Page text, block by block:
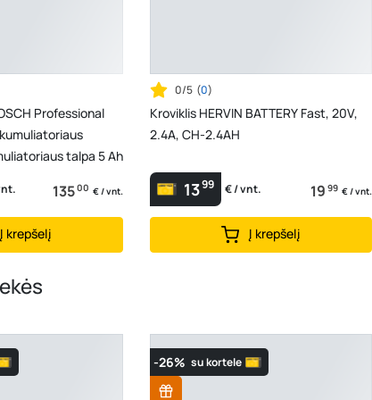
Professional
talpa 5 Ah
13500 € / vnt.
Į krepšelį
0/5 (0)
Kroviklis HERVIN BATTERY Fast, 20V,
2.4A, CH-2.4AH
1399 € / vnt. 19 99 € / vnt.
Į krepšelį
-26% su kortele